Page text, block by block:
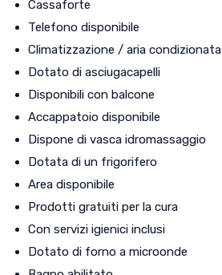
Cassaforte
Telefono disponibile
Climatizzazione / aria condizionata
Dotato di asciugacapelli
Disponibili con balcone
Accappatoio disponibile
Dispone di vasca idromassaggio
Dotata di un frigorifero
Area disponibile
Prodotti gratuiti per la cura
Con servizi igienici inclusi
Dotato di forno a microonde